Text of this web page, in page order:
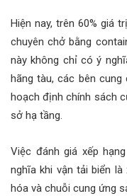
Hiện nay, trên 60% giá
chuyên chở bằng
này không chỉ có ý
hãng tàu, các bên
hoạch định chính sách
sở hạ tầng.
Việc đánh giá xếp
nghĩa khi vận tải biển
hóa và chuỗi cung ứng